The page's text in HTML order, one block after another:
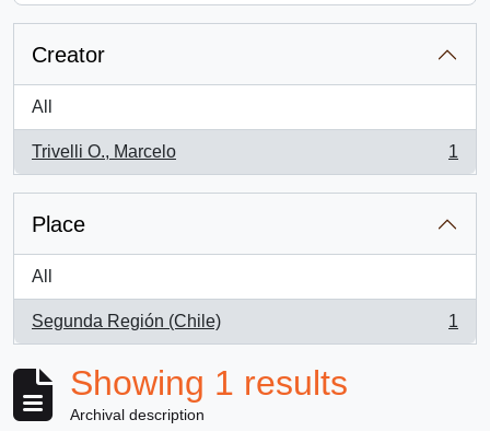
Creator
All
Trivelli O., Marcelo
, 1 results
1
Place
All
Segunda Región (Chile)
, 1 results
1
Showing 1 results
Archival description